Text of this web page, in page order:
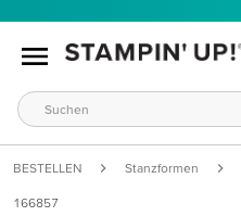
BESTELLEN Stanzformen
166857